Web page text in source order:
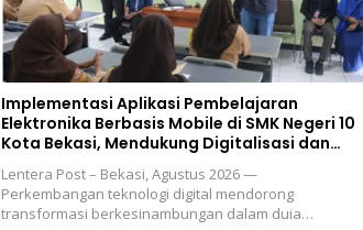
Implementasi Aplikasi Pembelajaran
Elektronika Berbasis Mobile di SMK Negeri 10
Kota Bekasi, Mendukung Digitalisasi dan
Inovasi Pembelajaran
Lentera Post – Bekasi, Agustus 2026 —
Perkembangan teknologi digital mendorong
transformasi berkesinambungan dalam duia…